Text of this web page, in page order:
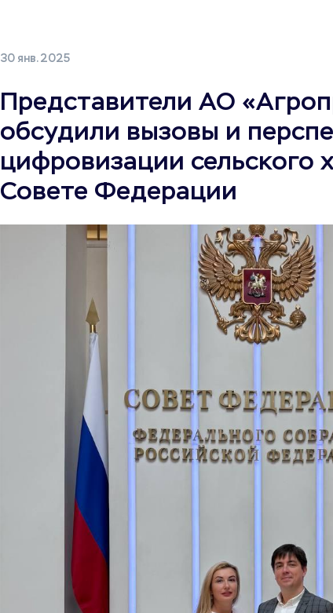
30 янв. 2025
Представители АО
обсудили вызовы и
цифровизации сельского
Совете Федерации